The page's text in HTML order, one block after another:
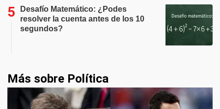
Desafío Matemático: ¿Podes
resolver la cuenta antes de los 10
segundos?
Más sobre Política